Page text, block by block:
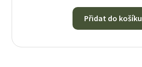
Přidat do košíku